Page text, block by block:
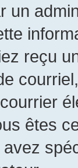
un
reçu
êtes